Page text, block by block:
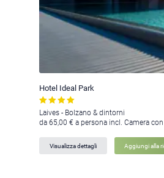
Hotel Ideal Park
Laives - Bolzano & dintorni
da 65,00 € a persona incl. Camera
Visualizza dettagli Aggiungi alla